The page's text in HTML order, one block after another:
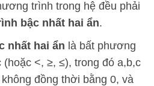
trình trong hệ đều phải
bậc nhất hai ẩn.
nhất hai ẩn là bất phương
(hoặc <, ≥, ≤), trong đó a,b,c
không đồng thời bằng 0, và